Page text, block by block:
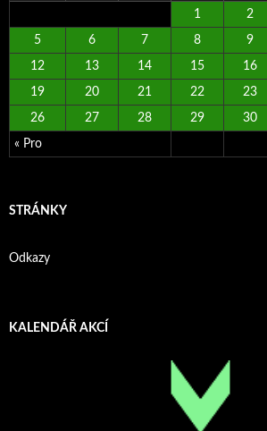
« Pro
1 2
5 6 7 8 9
12 13 14 15 16
19 20 21 22 23
26 27 28 29 30
STRÁNKY
Odkazy
KALENDÁŘ AKCÍ